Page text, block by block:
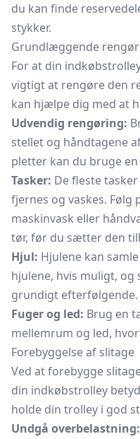
du kan finde
stykker.
Grundlæggende
For at din
vigtigt at rengøre den
kan hjælpe dig med at
Udvendig rengøring:
stellet og håndtagene
pletter kan du bruge
Tasker: De fleste
fjernes og vaskes.
maskinvask eller
tør, før du sætter den
Hjul: Hjulene kan
hjulene, hvis muligt, og
grundigt efterfølgende.
Fuger og led: Brug en
mellemrum og led,
Forebyggelse af slitage
Ved at forebygge
din indkøbstrolley
holde din trolley i god
Undgå overbelastning: